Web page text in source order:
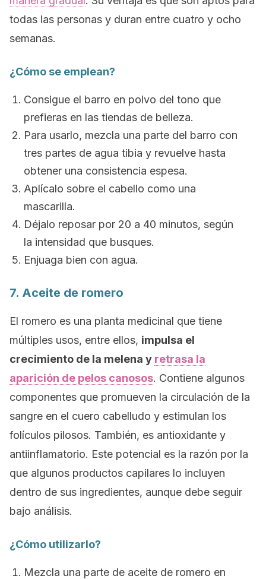
todas las personas y duran entre cuatro y ocho
semanas.
¿Cómo se emplean?
Consigue el barro en polvo del tono que
prefieras en las tiendas de belleza.
Para usarlo, mezcla una parte del barro con
tres partes de agua tibia y revuelve hasta
obtener una consistencia espesa.
Aplícalo sobre el cabello como una
mascarilla.
Déjalo reposar por 20 a 40 minutos, según
la intensidad que busques.
Enjuaga bien con agua.
7. Aceite de romero
El romero es una planta medicinal que tiene
múltiples usos, entre ellos, impulsa el
crecimiento de la melena y retrasa la
aparición de pelos canosos. Contiene algunos
componentes que promueven la circulación de la
sangre en el cuero cabelludo y estimulan los
folículos pilosos. También, es antioxidante y
antiinflamatorio. Este potencial es la razón por la
que algunos productos capilares lo incluyen
dentro de sus ingredientes, aunque debe seguir
bajo análisis.
¿Cómo utilizarlo?
Mezcla una parte de aceite de romero en